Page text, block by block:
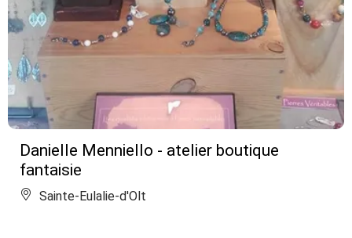
Danielle Menniello - atelier boutique
fantaisie
Sainte-Eulalie-d'Olt